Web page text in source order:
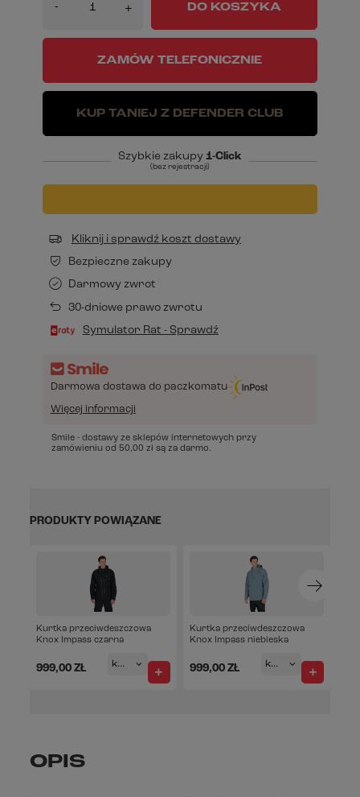
- + DO KOSZYKA
ZAMÓW TELEFONICZNIE
KUP TANIEJ Z DEFENDER CLUB
Szybkie zakupy 1-Click
(bez rejestracji)
Kliknij i sprawdź koszt dostawy
Bezpieczne zakupy
Darmowy zwrot
30-dniowe prawo zwrotu
Symulator Rat - Sprawdź
Darmowa dostawa do paczkomatu
Więcej informacji
Smile - dostawy ze sklepów internetowych przy
zamówieniu od 50,00 zł są za darmo.
PRODUKTY POWIĄZANE
Kurtka przeciwdeszczowa
Knox Impass czarna
999,00 ZŁ knox-M
Kurtka przeciwdeszczowa
Knox Impass niebieska
999,00 ZŁ knox-M
OPIS